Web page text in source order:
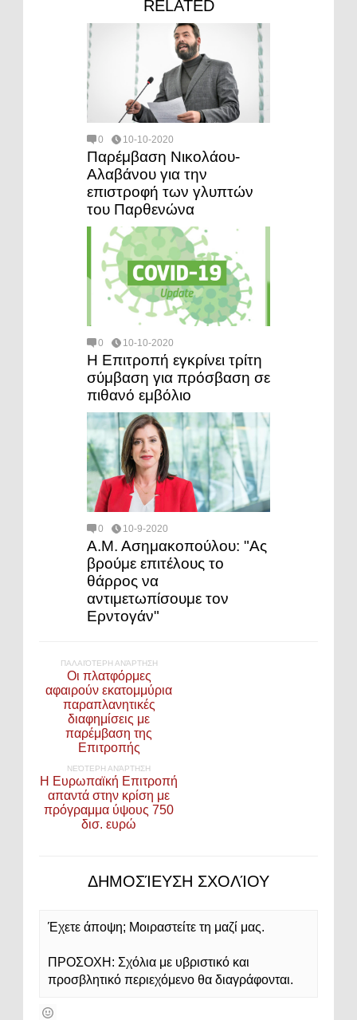
RELATED
0 10-10-2020
Παρέμβαση Νικολάου-
Αλαβάνου για την
επιστροφή των γλυπτών
του Παρθενώνα
0 10-10-2020
Η Επιτροπή εγκρίνει τρίτη
σύμβαση για πρόσβαση σε
πιθανό εμβόλιο
0 10-9-2020
Α.Μ. Ασημακοπούλου: "Ας
βρούμε επιτέλους το
θάρρος να
αντιμετωπίσουμε τον
Ερντογάν"
ΠΑΛΑΙΌΤΕΡΗ ΑΝΆΡΤΗΣΗ
Οι πλατφόρμες
αφαιρούν εκατομμύρια
παραπλανητικές
διαφημίσεις με
παρέμβαση της
Επιτροπής
ΝΕΌΤΕΡΗ ΑΝΆΡΤΗΣΗ
Η Ευρωπαϊκή Επιτροπή
απαντά στην κρίση με
πρόγραμμα ύψους 750
δισ. ευρώ
ΔΗΜΟΣΊΕΥΣΗ ΣΧΟΛΊΟΥ
Έχετε άποψη; Μοιραστείτε τη μαζί μας.
ΠΡΟΣΟΧΗ: Σχόλια με υβριστικό και
προσβλητικό περιεχόμενο θα διαγράφονται.